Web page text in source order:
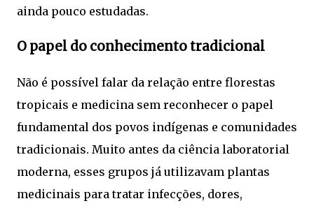
ainda pouco estudadas.
O papel do conhecimento tradicional
Não é possível falar da relação entre florestas
tropicais e medicina sem reconhecer o papel
fundamental dos povos indígenas e comunidades
tradicionais. Muito antes da ciência laboratorial
moderna, esses grupos já utilizavam plantas
medicinais para tratar infecções, dores,